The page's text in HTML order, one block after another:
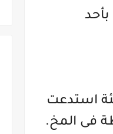
استدعت
فى المخ.